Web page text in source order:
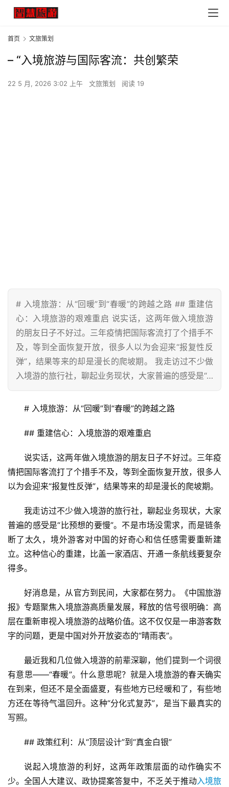
首页 文旅策划
– “入境旅游与国际客流：共创繁荣
22 5 月, 2026 3:02 上午 文旅策划 阅读 19
# 入境旅游：从“回暖”到“春暖”的跨越之路 ## 重建信
心：入境旅游的艰难重启 说实话，这两年做入境旅游
的朋友日子不好过。三年疫情把国际客流打了个措手不
及，等到全面恢复开放，很多人以为会迎来“报复性反
弹”，结果等来的却是漫长的爬坡期。 我走访过不少做
入境游的旅行社，聊起业务现状，大家普遍的感受是“…
# 入境旅游：从“回暖”到“春暖”的跨越之路
## 重建信心：入境旅游的艰难重启
说实话，这两年做入境旅游的朋友日子不好过。三年疫
情把国际客流打了个措手不及，等到全面恢复开放，很多人
以为会迎来“报复性反弹”，结果等来的却是漫长的爬坡期。
我走访过不少做入境游的旅行社，聊起业务现状，大家
普遍的感受是“比预想的要慢”。不是市场没需求，而是链条
断了太久，境外游客对中国的好奇心和信任感需要重新建
立。这种信心的重建，比盖一家酒店、开通一条航线要复杂
得多。
好消息是，从官方到民间，大家都在努力。《中国旅游
报》专题聚焦入境旅游高质量发展，释放的信号很明确：高
层在重新审视入境旅游的战略价值。这不仅仅是一串游客数
字的问题，更是中国对外开放姿态的“晴雨表”。
最近我和几位做入境游的前辈深聊，他们提到一个词很
有意思——“春暖”。什么意思呢？就是入境旅游的春天确实
在到来，但还不是全面盛夏，有些地方已经暖和了，有些地
方还在等待气温回升。这种“分化式复苏”，是当下最真实的
写照。
## 政策红利：从“顶层设计”到“真金白银”
说起入境旅游的利好，这两年政策层面的动作确实不
少。全国人大建议、政协提案答复中，不乏关于推动入境旅